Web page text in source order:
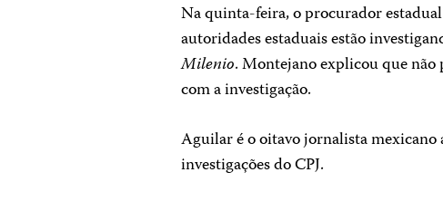
Na quinta-feira, o procurador
autoridades estaduais estão
Milenio. Montejano explicou que
com a investigação.
Aguilar é o oitavo jornalista mexicano
investigações do CPJ.